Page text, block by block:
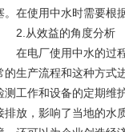
。在使用中水时需要根
2.从效益的角度分析
在电厂使用中水的过程
的生产流程和这种方式
测工作和设备的定期维
排放，影响了当地的水